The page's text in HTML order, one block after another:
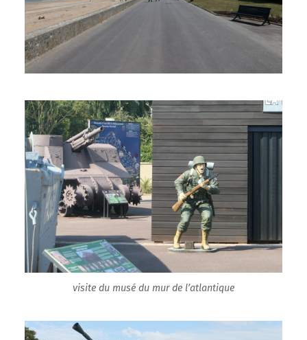
visite du musé du mur de l’atlantique